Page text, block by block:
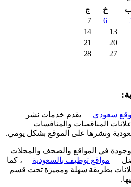
ج
7
يقدم خدمات نشر
المناقصات والمنافسات
ونشرها على الموقع بشكل يومي.
في المواقع والصحف والمجلات
مواقع توظيف بالسعودية
، كما
بطريقة سهلة ومميزة تحت قسم